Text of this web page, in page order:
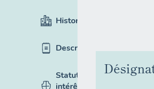
Historique
Description
Statut,
intérêt et